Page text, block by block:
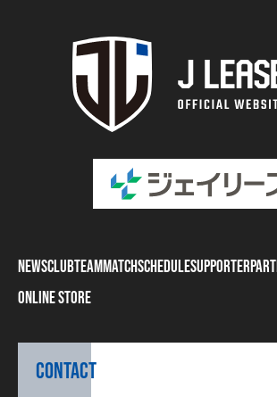
NEWSCLUBTEAMMATCHSCHEDULESUPPORTER
ONLINE STORE
CONTACT